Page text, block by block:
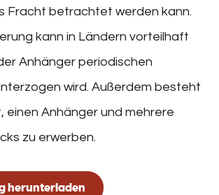
Fracht betrachtet werden kann.
kann in Ländern vorteilhaft
Anhänger periodischen
wird. Außerdem besteht
einen Anhänger und mehrere
zu erwerben.
herunterladen